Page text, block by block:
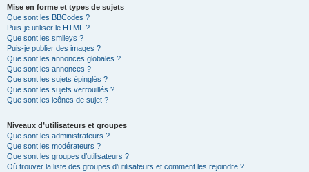
Mise en forme et types de sujets
Que sont les BBCodes ?
Puis-je utiliser le HTML ?
Que sont les smileys ?
Puis-je publier des images ?
Que sont les annonces globales ?
Que sont les annonces ?
Que sont les sujets épinglés ?
Que sont les sujets verrouillés ?
Que sont les icônes de sujet ?
Niveaux d’utilisateurs et groupes
Que sont les administrateurs ?
Que sont les modérateurs ?
Que sont les groupes d’utilisateurs ?
Où trouver la liste des groupes d’utilisateurs et comment les rejoindre ?